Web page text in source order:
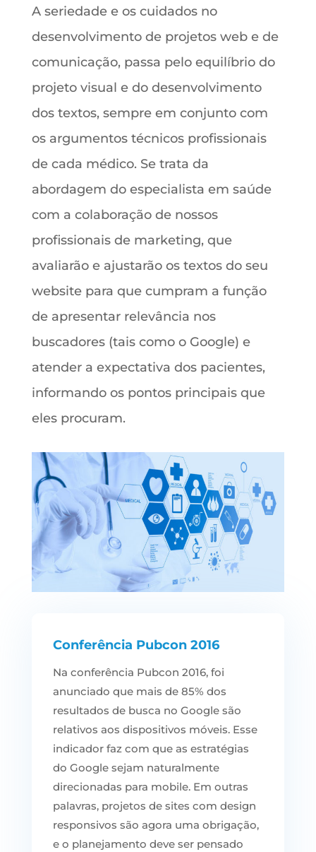
A seriedade e os cuidados no
desenvolvimento de projetos web e de
comunicação, passa pelo equilíbrio do
projeto visual e do desenvolvimento
dos textos, sempre em conjunto com
os argumentos técnicos profissionais
de cada médico. Se trata da
abordagem do especialista em saúde
com a colaboração de nossos
profissionais de marketing, que
avaliarão e ajustarão os textos do seu
website para que cumpram a função
de apresentar relevância nos
buscadores (tais como o Google) e
atender a expectativa dos pacientes,
informando os pontos principais que
eles procuram.
Conferência Pubcon 2016
Na conferência Pubcon 2016, foi
anunciado que mais de 85% dos
resultados de busca no Google são
relativos aos dispositivos móveis. Esse
indicador faz com que as estratégias
do Google sejam naturalmente
direcionadas para mobile. Em outras
palavras, projetos de sites com design
responsivos são agora uma obrigação,
e o planejamento deve ser pensado